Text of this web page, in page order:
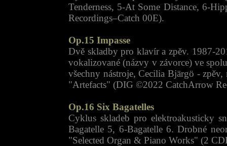
Tenderness, 5-At Some Distance, 6-
Recordings–Catch 00E).
Op.15 Impasse
Dvě skladby pro klavír a zpěv. 1987-
vokalizované (názvy v závorce) ve
všechny nástroje, Cecilia Bjärgö -
"Artefacts" (DIG ©2022 CatchArrow
Op.16 Six Bagatelles
Cyklus skladeb pro elektroakusticky
Bagatelle 5, 6-Bagatelle 6. Drobné
"Selected Organ & Piano Works" (2